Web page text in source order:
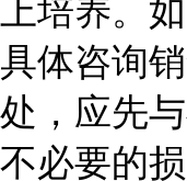
上培养。
具体咨询
处，应先
不必要的损